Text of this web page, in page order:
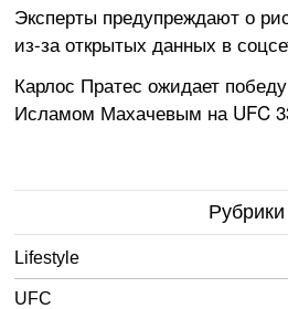
Эксперты предупреждают о
из-за открытых данных в
Карлос Пратес ожидает
Исламом Махачевым на UFC
Рубрики
Lifestyle
UFC